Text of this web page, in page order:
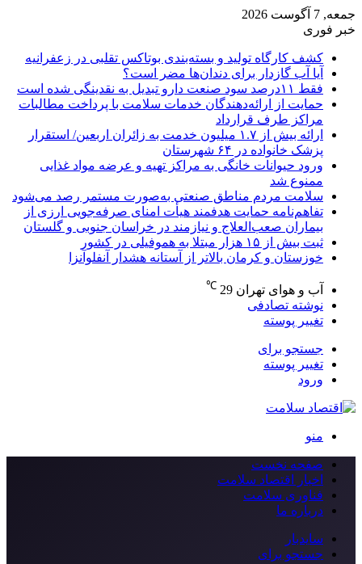
جمعه, 7 آگوست 2026
خبر فوری
کشف کارگاه تولید و بسته‌بندی بوتاکس تقلبی در زعفرانیه
آیا آب گازدار برای دندان‌ها مضر است؟
فقط ۱۱‌درصد سود صنعت دارو تبدیل به نقدینگی شده است
حمایت از ارائه‌دهندگان خدمات سلامت با پرداخت مطالبات
مراکز طرف قرارداد
ارائه بیش از ۱.۷ میلیون خدمت به زائران اربعین/ استقرار
پزشک خانواده در ۶۴ شهرستان
ورود حیوانات خانگی به مراکز تهیه و عرضه مواد غذایی
ممنوع شد
سلامت مردم مناطق صنعتی به‌صورت مستمر رصد می‌شود
تفاهم‌نامه حمایت هدفمند هیأت امنای صرفه‌جویی ارزی از
بیماران صعب‌العلاج و نیازمند در خراسان جنوبی و گلستان
ثبت بیش از ۱۵ هزار مبتلا به هموفیلی در کشور
خوزستان و کرمان بالاتر از آستانه هشدار آنفلوآنزا
آب و هوای تهران 29
℃
نوشته تصادفی
تغییر پوسته
جستجو برای
تغییر پوسته
ورود
منو
صفحه نخست
اخبار اقتصاد سلامت
فناوری سلامت
درباره ما
سایدبار
جستجو برای